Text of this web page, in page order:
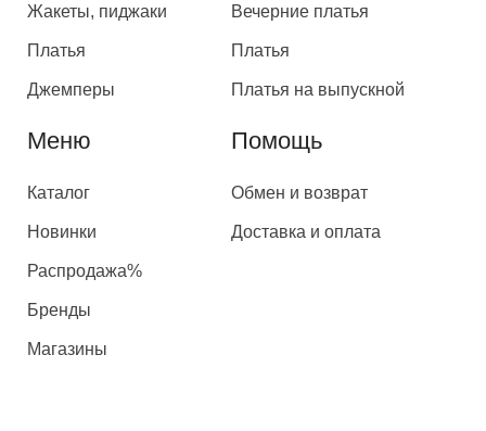
Жакеты, пиджаки
Платья
Джемперы
Вечерние платья
Платья
Платья на выпускной
Меню
Каталог
Новинки
Распродажа%
Бренды
Магазины
Помощь
Обмен и возврат
Доставка и оплата